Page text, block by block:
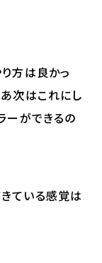
方は良かっ
あ次はこれにし
ーができるの
ている感覚は